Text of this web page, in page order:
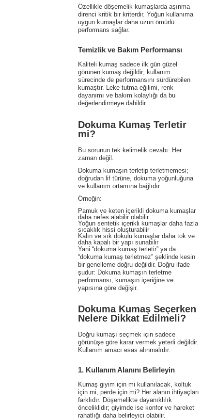
Özellikle döşemelik kumaşlarda aşınma
direnci kritik bir kriterdir. Yoğun kullanıma
uygun kumaşlar daha uzun ömürlü
performans sağlar.
Temizlik ve Bakım Performansı
Kaliteli kumaş sadece ilk gün güzel
görünen kumaş değildir; kullanım
sürecinde de performansını sürdürebilen
kumaştır. Leke tutma eğilimi, renk
dayanımı ve bakım kolaylığı da bu
değerlendirmeye dahildir.
Dokuma Kumaş Terletir
mi?
Bu sorunun tek kelimelik cevabı: Her
zaman değil.
Dokuma kumaşın terletip terletmemesi;
doğrudan lif türüne, dokuma yoğunluğuna
ve kullanım ortamına bağlıdır.
Örneğin:
Pamuk ve keten içerikli dokuma kumaşlar
daha nefes alabilir olabilir
Yoğun sentetik içerikli kumaşlar daha fazla
sıcaklık hissi oluşturabilir
Kalın ve sık dokulu kumaşlar daha tok ve
daha kapalı bir yapı sunabilir
Yani “dokuma kumaş terletir” ya da
“dokuma kumaş terletmez” şeklinde kesin
bir genelleme doğru değildir. Doğru ifade
şudur: Dokuma kumaşın terletme
performansı, kumaşın içeriğine ve
yapısına göre değişir.
Dokuma Kumaş Seçerken
Nelere Dikkat Edilmeli?
Doğru kumaşı seçmek için sadece
görünüşe göre karar vermek yeterli değildir.
Kullanım amacı esas alınmalıdır.
1. Kullanım Alanını Belirleyin
Kumaş giyim için mi kullanılacak, koltuk
için mi, perde için mi? Her alanın ihtiyaçları
farklıdır. Döşemelikte dayanıklılık
önceliklidir; giyimde ise konfor ve hareket
rahatlığı daha belirleyici olabilir.